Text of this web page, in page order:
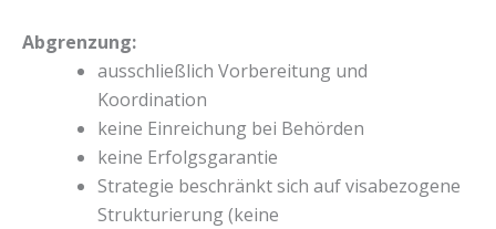
Abgrenzung:
ausschließlich Vorbereitung und
Koordination
keine Einreichung bei Behörden
keine Erfolgsgarantie
Strategie beschränkt sich auf visabezogene
Strukturierung (keine